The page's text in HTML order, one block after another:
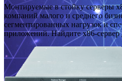
Монтируемые в стойку серверы
компаний малого и среднего
сегментированных нагрузок и
приложений. Найдите x86-